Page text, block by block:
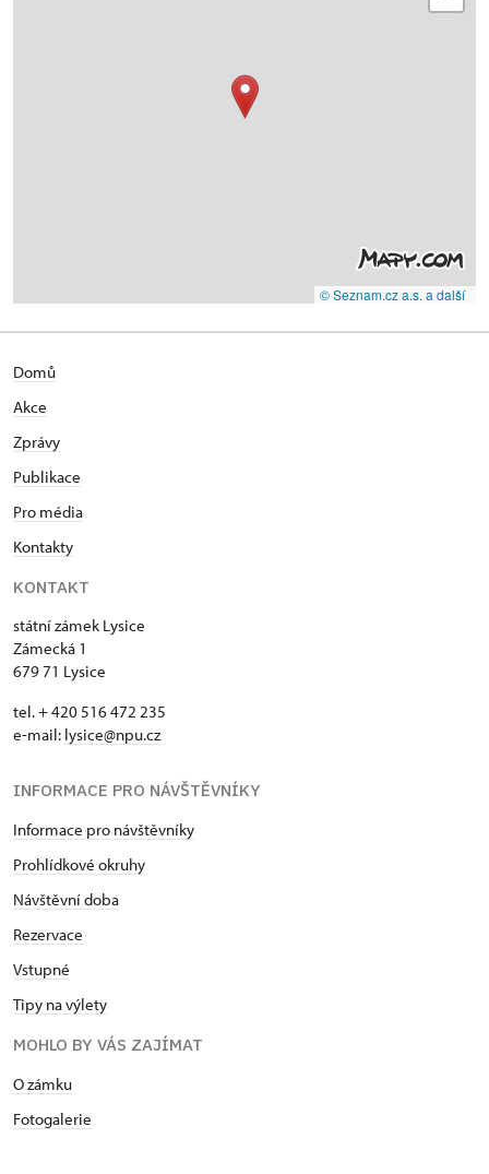
© Seznam.cz a.s. a další
Domů
Akce
Zprávy
Publikace
Pro média
Kontakty
KONTAKT
státní zámek Lysice
Zámecká 1
679 71 Lysice
tel. + 420 516 472 235
e-mail: ​lysice@npu.cz
INFORMACE PRO NÁVŠTĚVNÍKY
Informace pro návštěvníky
Prohlídkové okruhy
Návštěvní doba
Rezervace
Vstupné
Tipy na výlety
MOHLO BY VÁS ZAJÍMAT
O zámku
Fotogalerie